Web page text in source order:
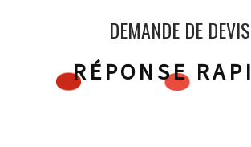
DEMANDE DE DEVIS
RÉPONSE